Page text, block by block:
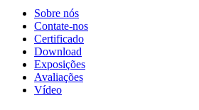
Sobre nós
Contate-nos
Certificado
Download
Exposições
Avaliações
Vídeo